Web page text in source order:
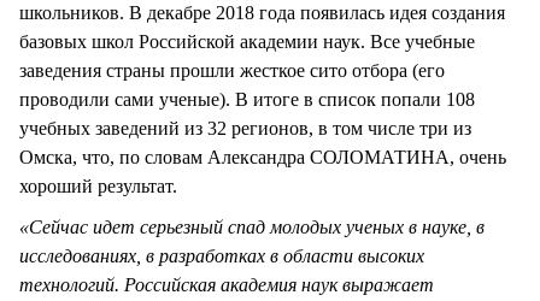
школьников. В декабре 2018 года появилась идея создания
базовых школ Российской академии наук. Все учебные
заведения страны прошли жесткое сито отбора (его
проводили сами ученые). В итоге в список попали 108
учебных заведений из 32 регионов, в том числе три из
Омска, что, по словам Александра СОЛОМАТИНА, очень
хороший результат.
«Сейчас идет серьезный спад молодых ученых в науке, в
исследованиях, в разработках в области высоких
технологий. Российская академия наук выражает